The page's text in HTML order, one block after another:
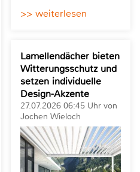
>> weiterlesen
Lamellendächer bieten
Witterungsschutz und
setzen individuelle
Design-Akzente
27.07.2026 06:45 Uhr von
Jochen Wieloch